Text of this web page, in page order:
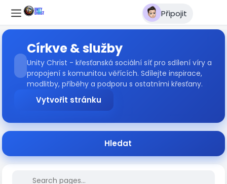
Připojit
Církve & služby
Unity Christ - křesťanská sociální síť pro sdílení víry a
propojení s komunitou věřících. Sdílejte inspirace,
modlitby, příběhy a podporu s ostatními křesťany.
Vytvořit stránku
Hledat